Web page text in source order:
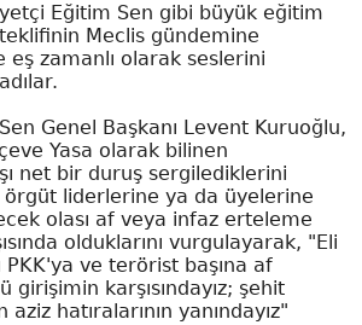
Eğitim Sen gibi büyük eğitim
Meclis gündemine
zamanlı olarak seslerini
Genel Başkanı Levent Kuruoğlu,
Yasa olarak bilinen
net bir duruş sergilediklerini
örgüt liderlerine ya da üyelerine
olası af veya infaz erteleme
olduklarını vurgulayarak, "Eli
ve terörist başına af
karşısındayız; şehit
hatıralarının yanındayız"